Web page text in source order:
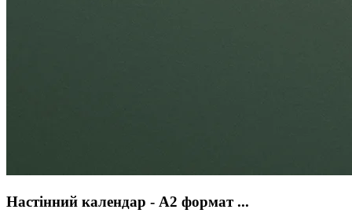
Настінний календар - А2 формат ...